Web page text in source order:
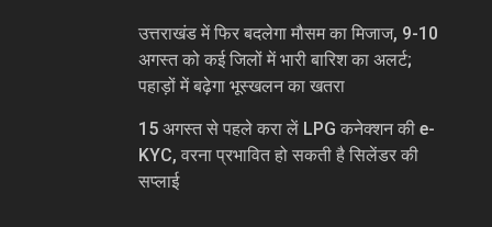
उत्तराखंड में फिर बदलेगा मौसम का मिजाज, 9-10
अगस्त को कई जिलों में भारी बारिश का अलर्ट;
पहाड़ों में बढ़ेगा भूस्खलन का खतरा
15 अगस्त से पहले करा लें LPG कनेक्शन की e-
KYC, वरना प्रभावित हो सकती है सिलेंडर की
सप्लाई